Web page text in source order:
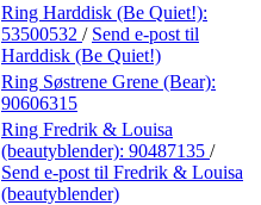
Ring Harddisk (Be Quiet!):
53500532 / Send e-post til
Harddisk (Be Quiet!)
Ring Søstrene Grene (Bear):
90606315
Ring Fredrik & Louisa
(beautyblender): 90487135 /
Send e-post til Fredrik & Louisa
(beautyblender)